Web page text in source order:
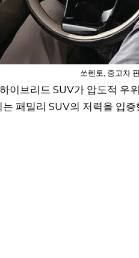
쏘렌토, 중고차
이브리드 SUV가 압도적 우
는 패밀리 SUV의 저력을 입증